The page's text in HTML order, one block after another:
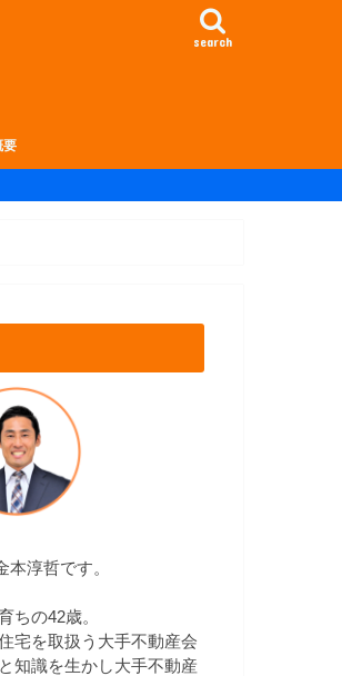
search
要
本淳哲です。
ちの42歳。
宅を取扱う大手不動産会
知識を生かし大手不動産